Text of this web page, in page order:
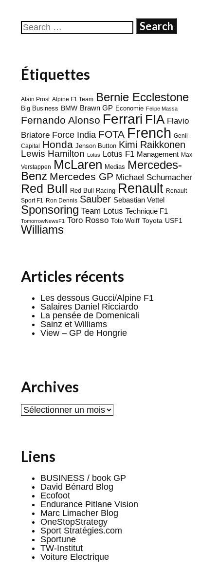
Search
for:
Étiquettes
Alain Prost Alpine F1 Team Bernie Ecclestone
Big Business BMW Brawn GP Economie Felipe Massa
Fernando Alonso Ferrari FIA Flavio
Briatore Force India FOTA French Genii
Capital
Honda Jenson Button Kimi Raikkonen
Lewis Hamilton Lotus Lotus F1 Management Max
Verstappen McLaren Medias
Mercedes-
Benz Mercedes GP Michael Schumacher
Red Bull Red Bull Racing Renault Renault
Sport F1 Ron Dennis Sauber Sebastian Vettel
Sponsoring Team Lotus Technique F1
TomorrowNewsF1 Toro Rosso Toto Wolff Toyota USF1
Williams
Articles récents
Les dessous Gucci/Alpine F1
Salaires Daniel Ricciardo
La pensée de Domenicali
Sainz et Williams
View – GP de Hongrie
Archives
Archives
Liens
BUSINESS / book GP
David Bénard Blog
Ecofoot
Endurance Pitlane Vision
Marc Limacher Blog
OneStopStrategy
Sport Stratégies.com
Sportune
TW-Institut
Voiture Electrique